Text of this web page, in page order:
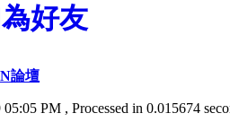
好友
論壇
05:05 PM , Processed in 0.015674